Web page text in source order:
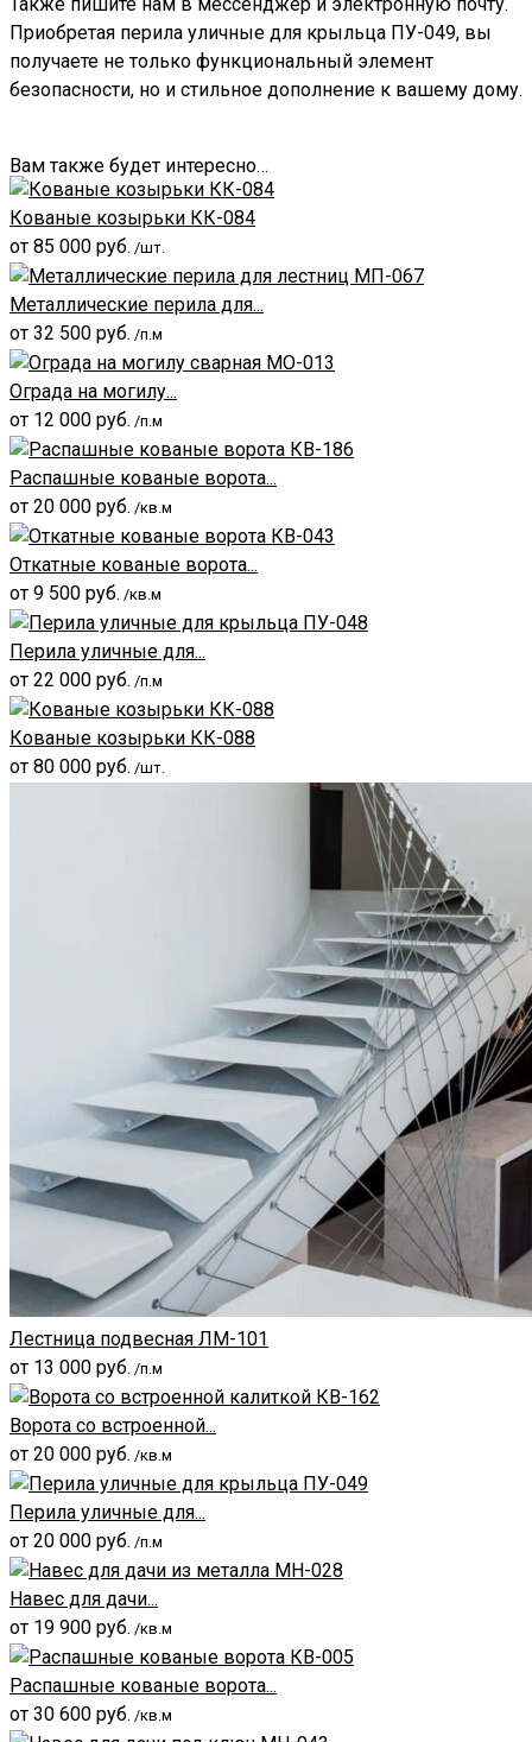
Приобретая перила уличные для крыльца ПУ-049, вы
получаете не только функциональный элемент
безопасности, но и стильное дополнение к вашему дому.
Вам также будет интересно…
Кованые козырьки КК-084
от 85 000 руб. /шт.
Металлические перила для...
от 32 500 руб. /п.м
Ограда на могилу...
от 12 000 руб. /п.м
Распашные кованые ворота...
от 20 000 руб. /кв.м
Откатные кованые ворота...
от 9 500 руб. /кв.м
Перила уличные для...
от 22 000 руб. /п.м
Кованые козырьки КК-088
от 80 000 руб. /шт.
Лестница подвесная ЛМ-101
от 13 000 руб. /п.м
Ворота со встроенной...
от 20 000 руб. /кв.м
Перила уличные для...
от 20 000 руб. /п.м
Навес для дачи...
от 19 900 руб. /кв.м
Распашные кованые ворота...
от 30 600 руб. /кв.м